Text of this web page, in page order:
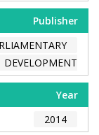
Publisher
DEVELOPMENT
Year
2014